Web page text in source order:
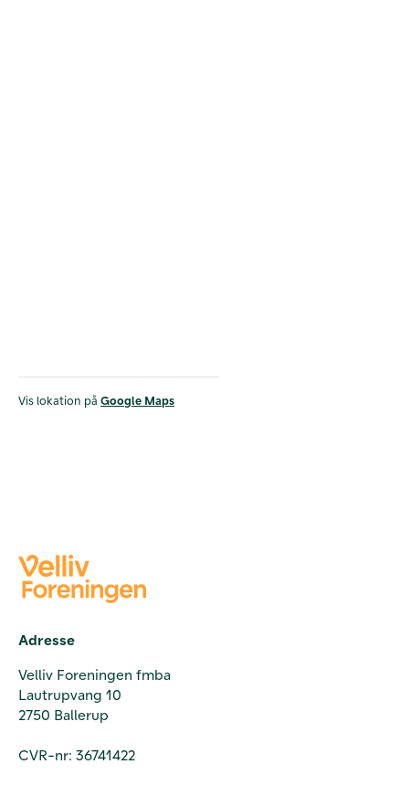
Vis lokation på Google Maps
Adresse
Velliv Foreningen fmba
Lautrupvang 10
2750 Ballerup
CVR-nr: 36741422